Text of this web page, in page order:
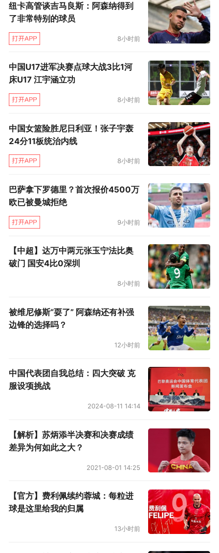
纽卡高管谈吉马良斯：阿森纳得到
了非常特别的球员
8小时前
中国U17进军决赛点球大战3比1河
床U17 江宇涵立功
8小时前
中国女篮险胜尼日利亚！张子宇轰
24分11板统治内线
8小时前
巴萨拿下罗德里？首次报价4500万
欧已被曼城拒绝
9小时前
【中超】达万中两元张玉宁法比奥
破门 国安4比0深圳
8小时前
被维尼修斯“耍了” 阿森纳还有补强
边锋的选择吗？
12小时前
中国代表团自我总结：四大突破 克
服设项挑战
2024-08-11 14:14
【解析】苏炳添半决赛和决赛成绩
差异为何如此之大？
2021-08-01 14:25
【官方】费利佩续约蓉城：每粒进
球是这里给我的归属
13小时前